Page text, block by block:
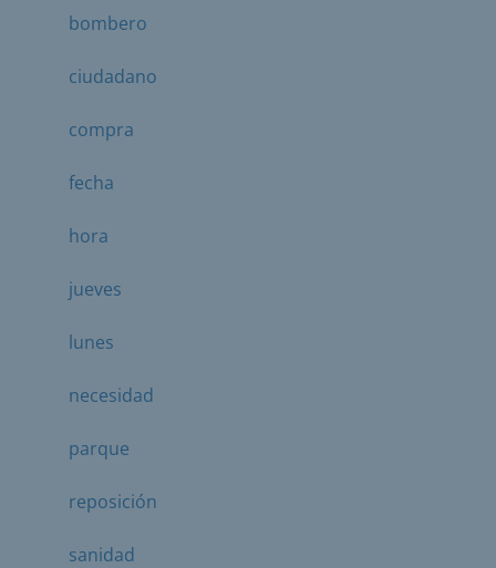
bombero
ciudadano
compra
fecha
hora
jueves
lunes
necesidad
parque
reposición
sanidad